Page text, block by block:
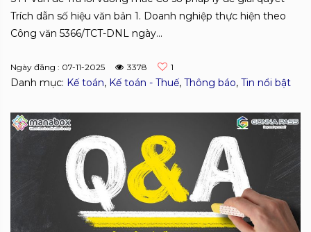
Trích dẫn số hiệu văn bản 1. Doanh nghiệp thực hiện theo
Công văn 5366/TCT-DNL ngày...
Ngày đăng : 07-11-2025 3378 1
Danh mục: Kế toán, Kế toán - Thuế, Thông báo, Tin nổi bật